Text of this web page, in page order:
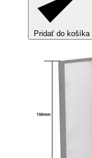
Pridať do košíka